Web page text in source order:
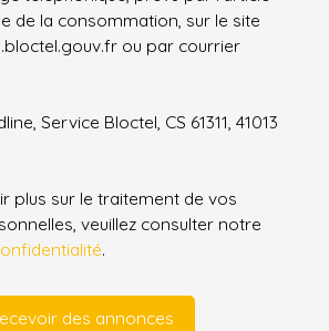
de la consommation, sur le site
ou par courrier
Service Bloctel, CS 61311, 41013
plus sur le traitement de vos
veuillez consulter notre
.
des annonces